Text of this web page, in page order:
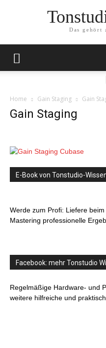
Das gehört
Home Gain Staging Gain
Gain Staging
E-Book von Tonstudio-
Werde zum Profi: Liefere
Mastering professionelle
Facebook: mehr Tonstudio
Regelmäßige Hardware- und
weitere hilfreiche und